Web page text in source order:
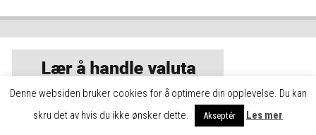
Denne websiden bruker cookies for å optimere din opplevelse. Du kan
skru det av hvis du ikke ønsker dette.
Akseptér Les mer